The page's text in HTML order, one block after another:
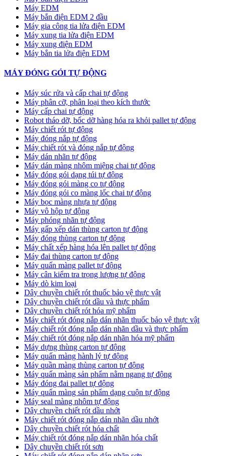
Máy EDM
Máy bắn điện EDM 2 đầu
Máy gia công tia lửa điện EDM
Máy xung tia lửa điện EDM
Máy xung điện EDM
Máy bắn tia lửa điện EDM
MÁY ĐÓNG GÓI TỰ ĐỘNG
Máy súc rửa và cấp chai tự động
Máy phân cỡ, phân loại theo kích thước
Máy cấp chai tự động
Robot tháo dỡ, bốc dỡ hàng hóa ra khỏi pallet tự động
Máy chiết rót tự động
Máy đóng nắp tự động
Máy chiết rót và đóng nắp tự động
Máy dán nhãn tự động
Máy dán màng nhôm miệng chai tự động
Máy đóng gói dạng túi tự động
Máy đóng gói màng co tự động
Máy đóng gói co màng lốc chai tự động
Máy bọc màng nhựa tự động
Máy vô hộp tự động
Máy phóng nhãn tự động
Máy gấp xếp dán thùng carton tự động
Máy đóng thùng carton tự động
Máy chất xếp hàng hóa lên pallet tự động
Máy đai thùng carton tự động
Máy quấn màng pallet tự động
Máy cân kiểm tra trọng lượng tự động
Máy dò kim loại
Dây chuyền chiết rót thuốc bảo vệ thực vật
Dây chuyền chiết rót dầu và thực phẩm
Dây chuyền chiết rót hóa mỹ phẩm
Máy chiết rót đóng nắp dán nhãn thuốc bảo vệ thực vật
Máy chiết rót đóng nắp dán nhãn dầu và thực phẩm
Máy chiết rót đóng nắp dán nhãn hóa mỹ phẩm
Máy dựng thùng carton tự động
Máy quấn màng hành lý tự động
Máy quần màng thùng carton tự động
Máy quấn màng sản phẩm nằm ngang tự động
Máy đóng đai pallet tự động
Máy quấn màng sản phẩm dạng cuộn tự động
Máy seal màng nhôm tự động
Dây chuyền chiết rót dầu nhớt
Máy chiết rót đóng nắp dán nhãn dầu nhớt
Dây chuyền chiết rót hóa chất
Máy chiết rót đóng nắp dán nhãn hóa chất
Dây chuyền chiết rót sơn